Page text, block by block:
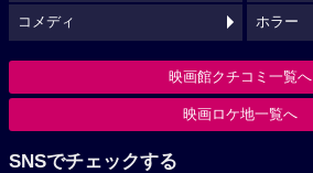
コメディ ホラー
映画館クチコミ一覧へ
映画ロケ地一覧へ
SNSでチェックする